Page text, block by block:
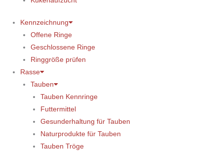
Kennzeichnung
Offene Ringe
Geschlossene Ringe
Ringgröße prüfen
Rasse
Tauben
Tauben Kennringe
Futtermittel
Gesunderhaltung für Tauben
Naturprodukte für Tauben
Tauben Tröge